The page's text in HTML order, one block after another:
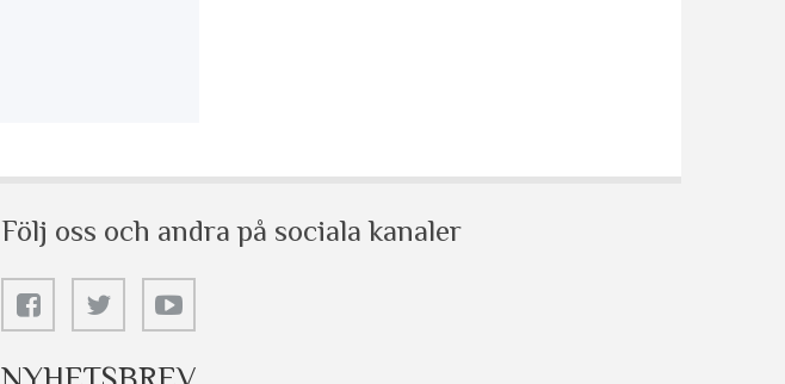
Följ oss och andra på sociala kanaler